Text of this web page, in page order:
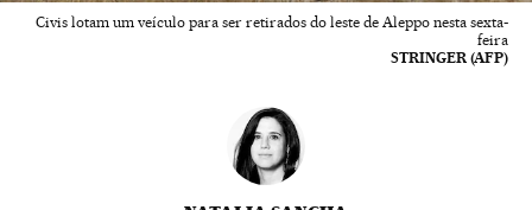
Civis lotam um veículo para ser retirados do leste de Aleppo nesta sexta-
feira
STRINGER (AFP)